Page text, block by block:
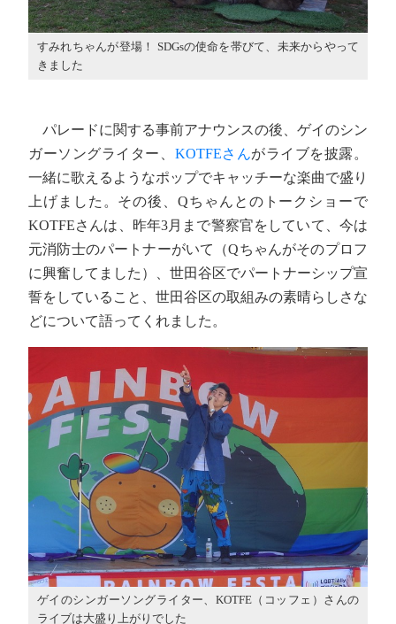
すみれちゃんが登場！ SDGsの使命を帯びて、未来からやって
きました
パレードに関する事前アナウンスの後、ゲイのシン
ガーソングライター、 KOTFEさんがライブを披露。
一緒に歌えるようなポップでキャッチーな楽曲で盛り
上げました。その後、Qちゃんとのトークショーで
KOTFEさんは、昨年3月まで警察官をしていて、今は
元消防士のパートナーがいて（Qちゃんがそのプロフ
に興奮してました）、世田谷区でパートナーシップ宣
誓をしていること、世田谷区の取組みの素晴らしさな
どについて語ってくれました。
ゲイのシンガーソングライター、KOTFE（コッフェ）さんの
ライブは大盛り上がりでした